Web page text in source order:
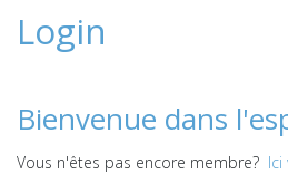
Login
Bienvenue dans
Vous n'êtes pas encore membre?